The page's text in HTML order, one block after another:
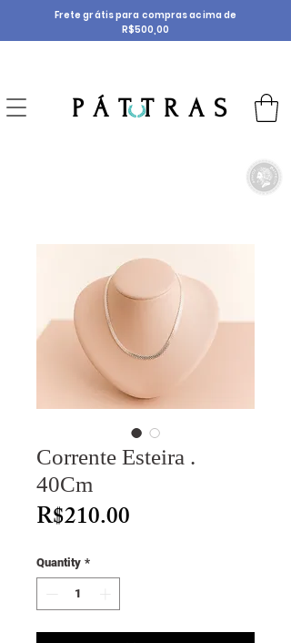
P Á T T R A S
Frete grátis para compras acima de
R$500,00
Corrente Esteira .
40Cm
R$210.00
Quantity *